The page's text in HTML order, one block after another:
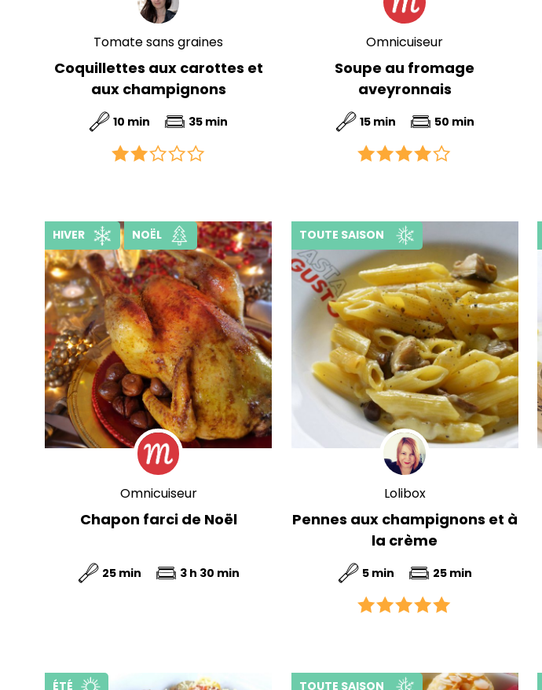
Tomate sans graines
Coquillettes aux carottes et
aux champignons
10 min 35 min
Omnicuiseur
Soupe au fromage
aveyronnais
15 min 50 min
Omnicuiseur
HIVER NOËL
Chapon farci de Noël
25 min 3 h 30 min
Lolibox
TOUTE SAISON
Pennes aux champignons et à
la crème
5 min 25 min
ÉTÉ TOUTE SAISON